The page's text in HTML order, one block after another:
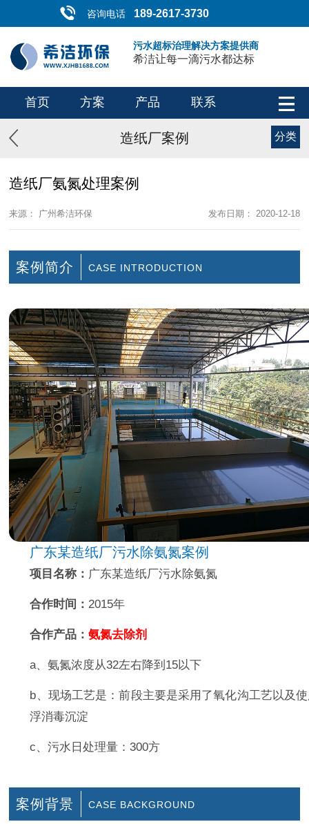
咨询电话 189-2617-3730
污水超标治理解决方案提供商
希洁让每一滴污水都达标
首页 方案 产品 联系
造纸厂案例 分类
造纸厂氨氮处理案例
来源： 广州希洁环保 发布日期： 2020-12-18
案例简介 CASE INTRODUCTION
广东某造纸厂污水除氨氮案例
项目名称： 广东某造纸厂污水除氨氮
合作时间：2015年
合作产品：氨氮去除剂
a、氨氮浓度从32左右降到15以下
b、现场工艺是：前段主要是采用了氧化沟工艺以及
浮消毒沉淀
c、污水日处理量：300方
案例背景 CASE BACKGROUND